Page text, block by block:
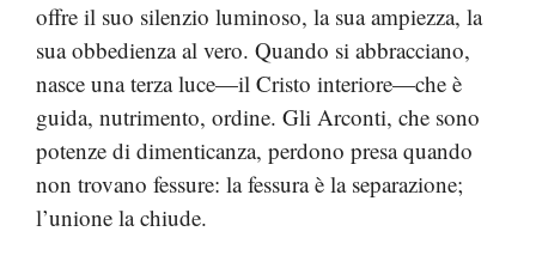
offre il suo silenzio luminoso, la sua ampiezza, la
sua obbedienza al vero. Quando si abbracciano,
nasce una terza luce—il Cristo interiore—che è
guida, nutrimento, ordine. Gli Arconti, che sono
potenze di dimenticanza, perdono presa quando
non trovano fessure: la fessura è la separazione;
l’unione la chiude.